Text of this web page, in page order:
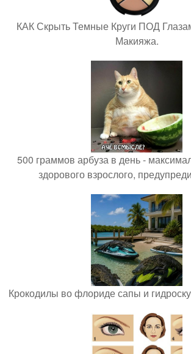
КАК Скрыть Темные Круги ПОД
Макияжа.
500 граммов арбуза в день -
здорового взрослого,
Крокодилы во флориде сапы и